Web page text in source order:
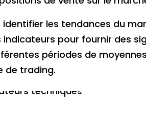
les tendances du
pour fournir des
périodes de
de trading.